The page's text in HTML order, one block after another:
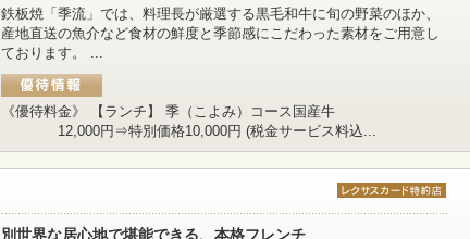
鉄板焼「季流」では、料理長が厳選する黒毛和牛に旬の野菜のほか、
産地直送の魚介など食材の鮮度と季節感にこだわった素材をご用意し
ております。 ...
《優待料金》 【ランチ】 季（こよみ）コース国産牛
12,000円⇒特別価格10,000円 (税金サービス料込...
別世界な居心地で堪能できる、本格フレンチ